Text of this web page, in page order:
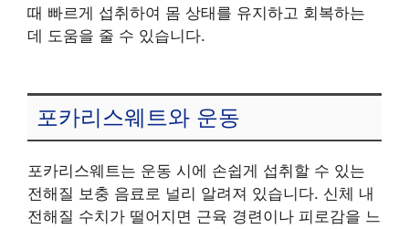
때 빠르게 섭취하여 몸 상태를 유지하고 회복하는
데 도움을 줄 수 있습니다.
포카리스웨트와 운동
포카리스웨트는 운동 시에 손쉽게 섭취할 수 있는
전해질 보충 음료로 널리 알려져 있습니다. 신체 내
전해질 수치가 떨어지면 근육 경련이나 피로감을 느